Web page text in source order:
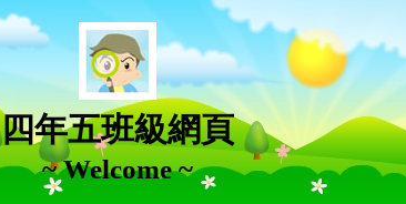
四年五班級網頁
~ Welcome ~